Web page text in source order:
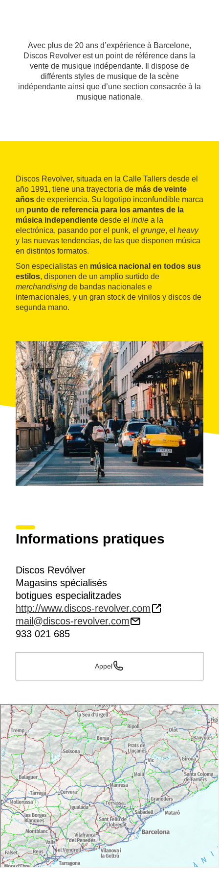
Avec plus de 20 ans d’expérience à Barcelone,
Discos Revolver est un point de référence dans la
vente de musique indépendante. Il dispose de
différents styles de musique de la scène
indépendante ainsi que d’une section consacrée à la
musique nationale.
Discos Revolver, situada en la Calle Tallers desde el
año 1991, tiene una trayectoria de más de veinte
años de experiencia. Su logotipo inconfundible marca
un punto de referencia para los amantes de la
música independiente desde el indie a la
electrónica, pasando por el punk, el grunge, el heavy
y las nuevas tendencias, de las que disponen música
en distintos formatos.
Son especialistas en música nacional en todos sus
estilos, disponen de un amplio surtido de
merchandising de bandas nacionales e
internacionales, y un gran stock de vinilos y discos de
segunda mano.
Informations pratiques
Discos Revólver
Magasins spécialisés
botigues especialitzades
http://www.discos-revolver.com
mail@discos-revolver.com
933 021 685
Appel